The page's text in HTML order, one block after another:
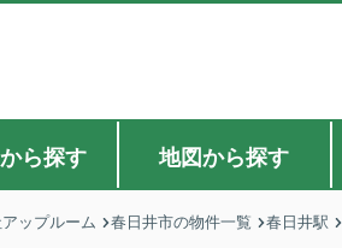
ら探す 地図から探す
ップルーム 春日井市の物件一覧 春日井駅